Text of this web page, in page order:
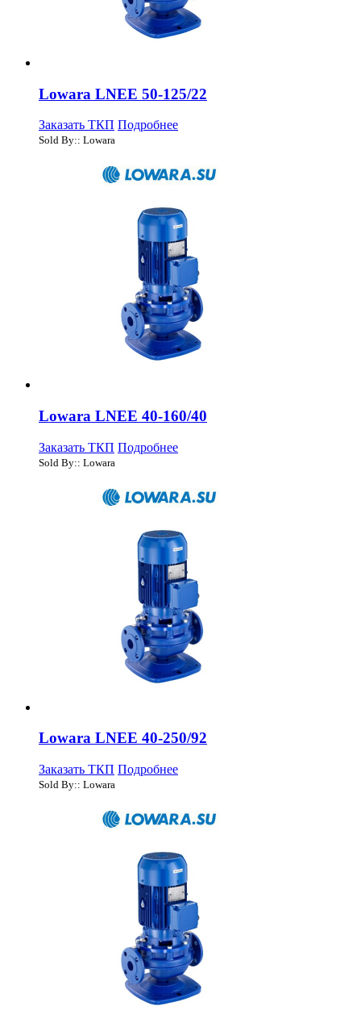
Lowara LNEE 50-125/22
Заказать ТКП Подробнее
Sold By:: Lowara
Lowara LNEE 40-160/40
Заказать ТКП Подробнее
Sold By:: Lowara
Lowara LNEE 40-250/92
Заказать ТКП Подробнее
Sold By:: Lowara